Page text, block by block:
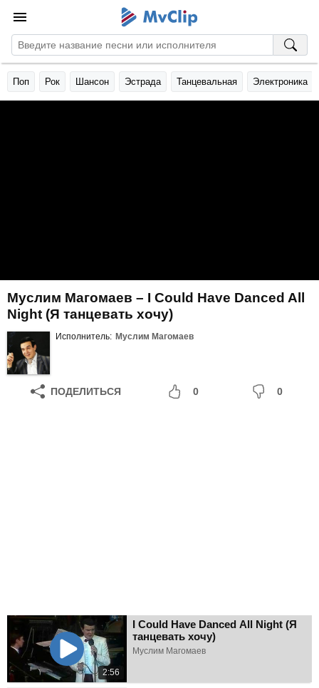
Поп Рок Шансон Эстрада Танцевальная Электроника
Муслим Магомаев – I Could Have Danced All
Night (Я танцевать хочу)
Исполнитель: Муслим Магомаев
ПОДЕЛИТЬСЯ 0 0
2:56
I Could Have Danced All Night (Я
танцевать хочу)
Муслим Магомаев